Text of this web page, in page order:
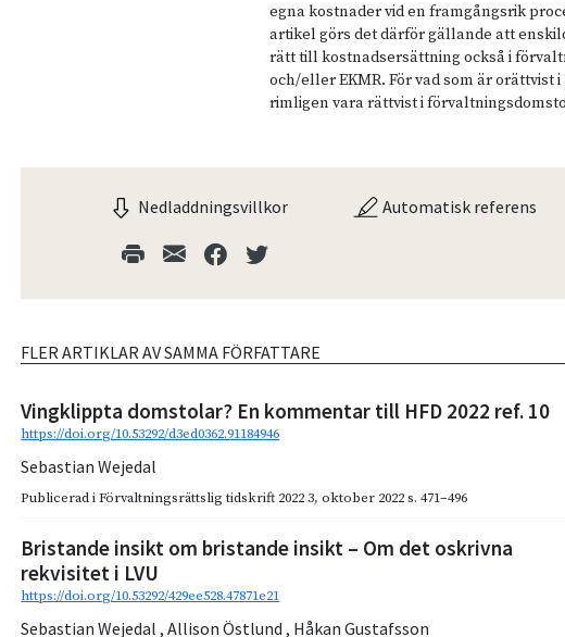
egna kostnader vid en framgångsrik
artikel görs det därför gällande att
rätt till kostnadsersättning också i
och/eller EKMR. För vad som är
rimligen vara rättvist i
Nedladdningsvillkor Automatisk referens
FLER ARTIKLAR AV SAMMA FÖRFATTARE
Vingklippta domstolar? En kommentar till HFD 2022 ref. 10
https://doi.org/10.53292/d3ed0362.91184946
Sebastian Wejedal
Publicerad iFörvaltningsrättslig tidskrift 2022 3,oktober 2022 s. 471–496
Bristande insikt om bristande insikt – Om det oskrivna
rekvisitet i LVU
https://doi.org/10.53292/429ee528.47871e21
Sebastian Wejedal,Allison Östlund, Håkan Gustafsson